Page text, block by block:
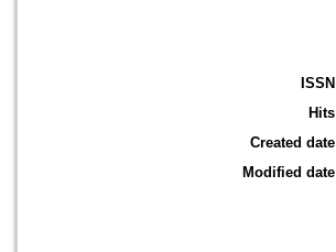
ISSN
Hits
Created date
Modified date